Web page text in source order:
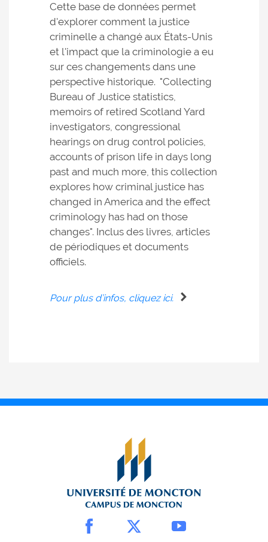
Cette base de données permet
d'explorer comment la justice
criminelle a changé aux États-Unis
et l'impact que la criminologie a eu
sur ces changements dans une
perspective historique. "Collecting
Bureau of Justice statistics,
memoirs of retired Scotland Yard
investigators, congressional
hearings on drug control policies,
accounts of prison life in days long
past and much more, this collection
explores how criminal justice has
changed in America and the effect
criminology has had on those
changes". Inclus des livres, articles
de périodiques et documents
officiels.
Pour plus d’infos, cliquez ici.